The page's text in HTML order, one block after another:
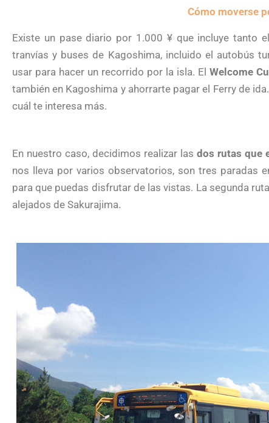
Cómo moverse
Existe un pase diario por 1.000 ¥ que incluye tanto
tranvías y buses de Kagoshima, incluido el autobús
usar para hacer un recorrido por la isla. El Welcome
también en Kagoshima y ahorrarte pagar el Ferry de
cuál te interesa más.
En nuestro caso, decidimos realizar las dos rutas que
nos lleva por varios observatorios, son tres paradas
para que puedas disfrutar de las vistas. La segunda
alejados de Sakurajima.